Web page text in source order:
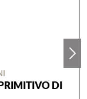
DI